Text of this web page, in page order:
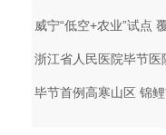
威宁“低空+农业”试点
浙江省人民医院毕节医
毕节首例高寒山区 锦